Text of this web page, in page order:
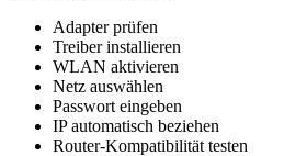
Adapter prüfen
Treiber installieren
WLAN aktivieren
Netz auswählen
Passwort eingeben
IP automatisch beziehen
Router-Kompatibilität testen